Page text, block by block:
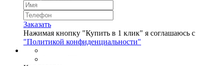
Заказать
Нажимая кнопку "Купить в 1 клик" я соглашаюсь с
"Политикой конфиденциальности"